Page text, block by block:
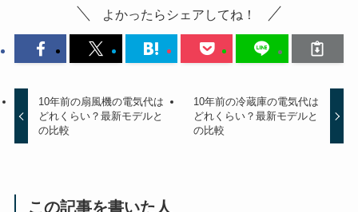
よかったらシェアしてね！
10年前の扇風機の電気代は
どれくらい？最新モデルと
の比較
10年前の冷蔵庫の電気代は
どれくらい？最新モデルと
の比較
この記事を書いた人